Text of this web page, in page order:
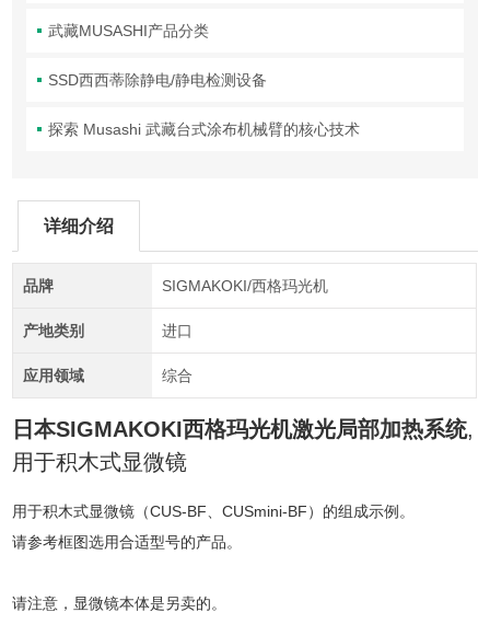
武藏MUSASHI产品分类
SSD西西蒂除静电/静电检测设备
探索 Musashi 武藏台式涂布机械臂的核心技术
详细介绍
品牌 SIGMAKOKI/西格玛光机
产地类别 进口
应用领域 综合
日本SIGMAKOKI西格玛光机激光局部加热系统,
用于积木式显微镜
用于积木式显微镜（CUS-BF、CUSmini-BF）的组成示例。
请参考框图选用合适型号的产品。
请注意，显微镜本体是另卖的。